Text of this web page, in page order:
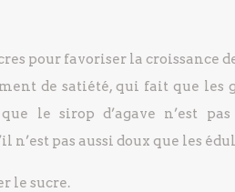
pour favoriser la croissance
de satiété, qui fait que les
le sirop d’agave n’est pas
n’est pas aussi doux que les
le sucre.